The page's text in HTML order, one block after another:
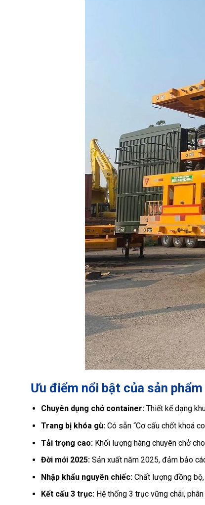
Ưu điểm nổi bật của sản phẩm
Chuyên dụng chở container:Thiết kế dạng
Trang bị khóa gù:Có sẵn “Cơ cấu chốt khoá
Tải trọng cao:Khối lượng hàng chuyên chở
Đời mới 2025:Sản xuất năm 2025, đảm bảo
Nhập khẩu nguyên chiếc:Chất lượng đồng bộ,
Kết cấu 3 trục:Hệ thống 3 trục vững chãi,